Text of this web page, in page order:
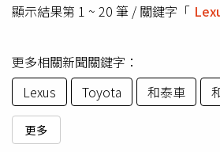
顯示結果第 1 ~ 20 筆 / 關鍵字「
更多相關新聞關鍵字：
Lexus
Toyota 和泰車
更多